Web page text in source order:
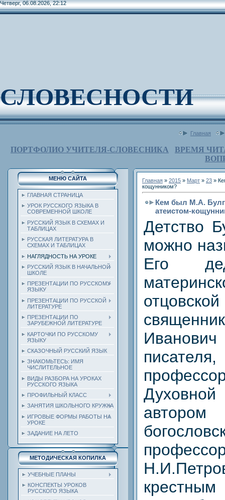
Четверг, 06.08.2026, 22:12
СЛОВЕСНОСТИ
Главная
ПОРТФОЛИО УЧИТЕЛЯ-СЛОВЕСНИКА
ВРЕМЯ
МЕНЮ САЙТА
ГЛАВНАЯ СТРАНИЦА
УРОК РУССКОГО ЯЗЫКА В
СОВРЕМЕННОЙ ШКОЛЕ
РУССКИЙ ЯЗЫК В СХЕМАХ И
ТАБЛИЦАХ
РУССКАЯ ЛИТЕРАТУРА В
СХЕМАХ И ТАБЛИЦАХ
НАГЛЯДНОСТЬ НА УРОКЕ
РУССКИЙ ЯЗЫК В НАЧАЛЬНОЙ
ШКОЛЕ
ПРЕЗЕНТАЦИИ ПО РУССКОМУ
ЯЗЫКУ
ПРЕЗЕНТАЦИИ ПО РУССКОЙ
ЛИТЕРАТУРЕ
ПРЕЗЕНТАЦИИ ПО
ЗАРУБЕЖНОЙ ЛИТЕРАТУРЕ
КАРТОЧКИ ПО РУССКОМУ
ЯЗЫКУ
СКАЗОЧНЫЙ РУССКИЙ ЯЗЫК
ЗНАКОМЬТЕСЬ: ИМЯ
ЧИСЛИТЕЛЬНОЕ
ВИДЫ РАЗБОРА НА УРОКАХ
РУССКОГО ЯЗЫКА
ПРОФИЛЬНЫЙ КЛАСС
ЗАНЯТИЯ ШКОЛЬНОГО КРУЖКА
ИГРОВЫЕ ФОРМЫ РАБОТЫ НА
УРОКЕ
ЗАДАНИЕ НА ЛЕТО
МЕТОДИЧЕСКАЯ КОПИЛКА
УЧЕБНЫЕ ПЛАНЫ
КОНСПЕКТЫ УРОКОВ
РУССКОГО ЯЗЫКА
Главная » 2015 » Март » 23 »
кощунником?
Кем был М.А.
атеистом-
Детство
можно
Его